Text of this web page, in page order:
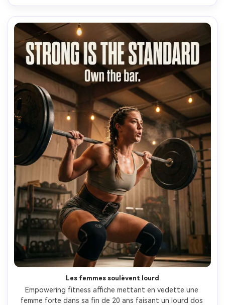
Hasselblad X2D, 80mm, encadrement vertical avec
beaucoup d'espace négatif-AR 4:5
Les femmes soulèvent lourd
Empowering fitness affiche mettant en vedette une
femme forte dans sa fin de 20 ans faisant un lourd dos